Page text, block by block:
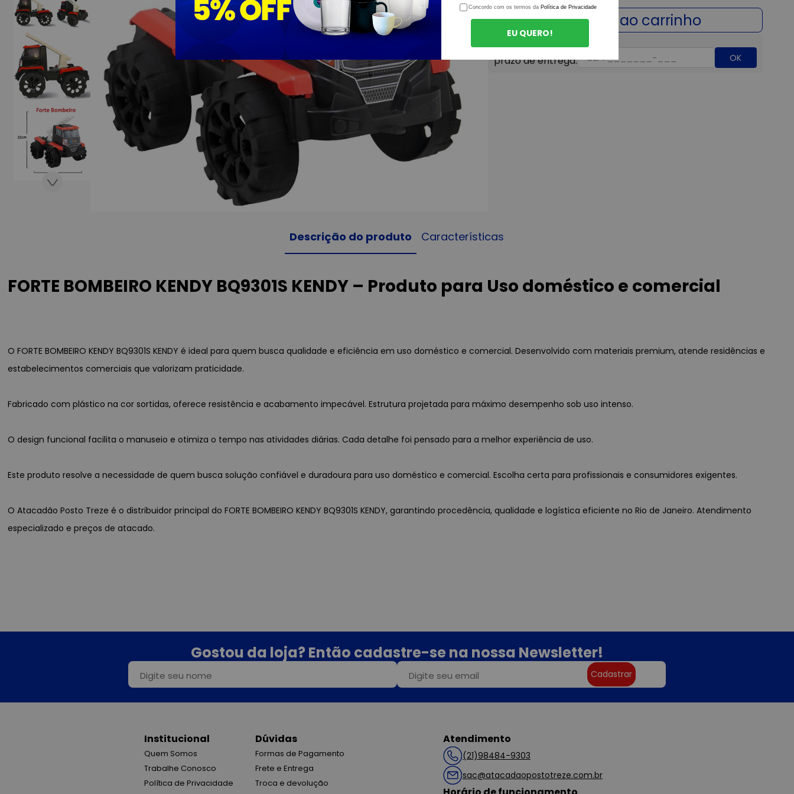
OK
Descrição do produto Características
FORTE BOMBEIRO KENDY BQ9301S KENDY – Produto para Uso doméstico e comercial
O FORTE BOMBEIRO KENDY BQ9301S KENDY é ideal para quem busca qualidade e eficiência em uso doméstico e comercial. Desenvolvido com materiais premium, atende residências e
estabelecimentos comerciais que valorizam praticidade.
Fabricado com plástico na cor sortidas, oferece resistência e acabamento impecável. Estrutura projetada para máximo desempenho sob uso intenso.
O design funcional facilita o manuseio e otimiza o tempo nas atividades diárias. Cada detalhe foi pensado para a melhor experiência de uso.
Este produto resolve a necessidade de quem busca solução confiável e duradoura para uso doméstico e comercial. Escolha certa para profissionais e consumidores exigentes.
O Atacadão Posto Treze é o distribuidor principal do FORTE BOMBEIRO KENDY BQ9301S KENDY, garantindo procedência, qualidade e logística eficiente no Rio de Janeiro. Atendimento
especializado e preços de atacado.
Gostou da loja? Então cadastre-se na nossa Newsletter!
Cadastrar
Institucional
Quem Somos
Trabalhe Conosco
Política de Privacidade
Dúvidas
Formas de Pagamento
Frete e Entrega
Troca e devolução
Atendimento
(21)98484-9303
sac@atacadaopostotreze.com.br
Concordo com os termos da Política de Privacidade
EU QUERO!